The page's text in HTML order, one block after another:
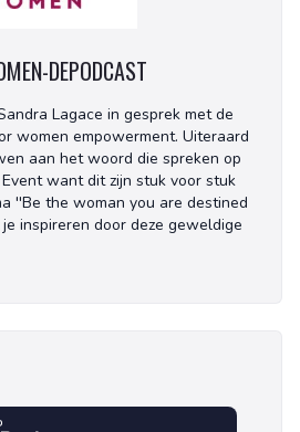
DEPODCAST
Lagace in gesprek met de
women empowerment. Uiteraard
aan het woord die spreken op
want dit zijn stuk voor stuk
''Be the woman you are destined
inspireren door deze geweldige